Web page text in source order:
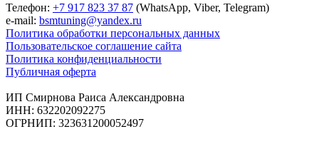
Телефон: +7 917 823 37 87 (WhatsApp, Viber, Telegram)
e-mail: bsmtuning@yandex.ru
Политика обработки персональных данных
Пользовательское соглашение сайта
Политика конфиденциальности
Публичная оферта
ИП Смирнова Раиса Александровна
ИНН: 632202092275
ОГРНИП: 323631200052497